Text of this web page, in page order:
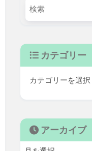
カテゴリー
アーカイブ